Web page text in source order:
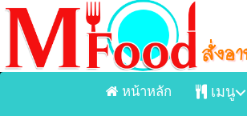
หน้าหลัก เมนู